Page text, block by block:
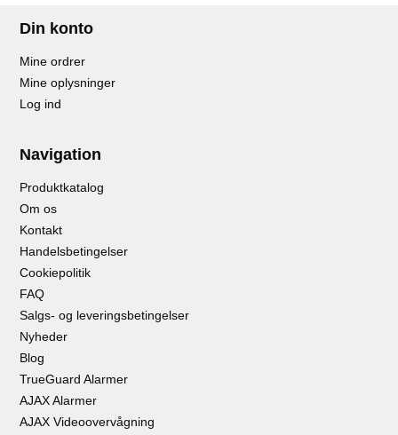
Din konto
Mine ordrer
Mine oplysninger
Log ind
Navigation
Produktkatalog
Om os
Kontakt
Handelsbetingelser
Cookiepolitik
FAQ
Salgs- og leveringsbetingelser
Nyheder
Blog
TrueGuard Alarmer
AJAX Alarmer
AJAX Videoovervågning